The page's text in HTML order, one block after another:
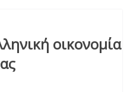
οικονομία